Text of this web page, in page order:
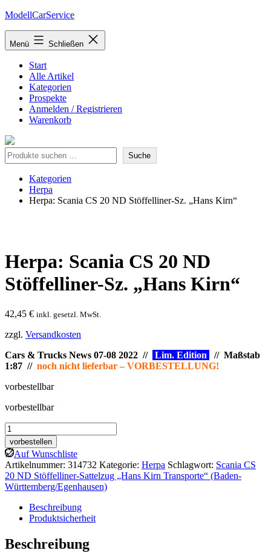
Zum
springen
ModellCarService
Menü Schließen
Start
Alle Artikel
Kategorien
Prospekte
Anmelden / Registrieren
Warenkorb
Suche Suche
Kategorien
Herpa
Herpa: Scania CS 20 ND Stöffelliner-Sz. „Hans Kirn“
Herpa: Scania CS 20 ND
Stöffelliner-Sz. „Hans Kirn“
42,45 € inkl. gesetzl. MwSt.
zzgl. Versandkosten
Cars & Trucks News 07-08 2022 //
Lim. Edition
// Maßstab
1:87 // noch nicht lieferbar – VORBESTELLUNG!
vorbestellbar
vorbestellbar
Herpa:
Scania
CS
20
ND
Stöffelliner-
Sz.
Menge
vorbestellen
Auf Wunschliste
Artikelnummer: 314732 Kategorie: Herpa Schlagwort: Scania CS
20 ND Stöffelliner-Sattelzug „Hans Kirn Transporte“ (Baden-
Württemberg/Egenhausen)
Beschreibung
Produktsicherheit
Beschreibung